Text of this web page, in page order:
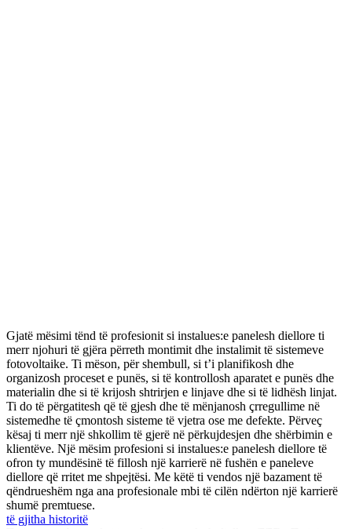
Gjatë mësimi tënd të profesionit si instalues:e panelesh diellore ti
merr njohuri të gjëra përreth montimit dhe instalimit të sistemeve
fotovoltaike. Ti mëson, për shembull, si t’i planifikosh dhe
organizosh proceset e punës, si të kontrollosh aparatet e punës dhe
materialin dhe si të krijosh shtrirjen e linjave dhe si të lidhësh linjat.
Ti do të përgatitesh që të gjesh dhe të mënjanosh çrregullime në
sistemedhe të çmontosh sisteme të vjetra ose me defekte. Përveç
kësaj ti merr një shkollim të gjerë në përkujdesjen dhe shërbimin e
klientëve. Një mësim profesioni si instalues:e panelesh diellore të
ofron ty mundësinë të fillosh një karrierë në fushën e paneleve
diellore që rritet me shpejtësi. Me këtë ti vendos një bazament të
qëndrueshëm nga ana profesionale mbi të cilën ndërton një karrierë
shumë premtuese.
të gjitha historitë